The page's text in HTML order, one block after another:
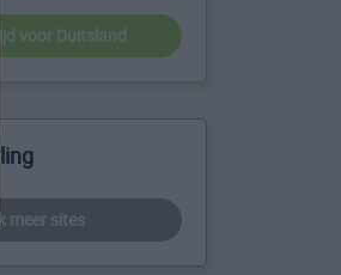
voor Duitsland
meer sites